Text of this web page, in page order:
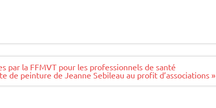
par la FFMVT pour les professionnels de santé
de peinture de Jeanne Sebileau au profit d’associations »